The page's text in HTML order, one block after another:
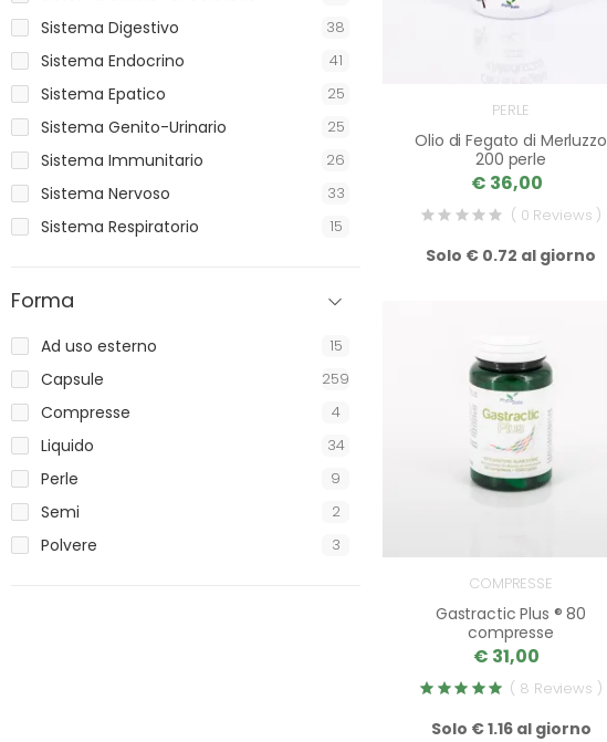
PERLE
Olio di Fegato di Merluzzo
200 perle
€ 36,00
( 0 Reviews )
Solo € 0.72 al giorno
COMPRESSE
Gastractic Plus ® 80
compresse
€ 31,00
( 8 Reviews )
Solo € 1.16 al giorno
Sistema Digestivo 38
Sistema Endocrino 41
Sistema Epatico 25
Sistema Genito-Urinario 25
Sistema Immunitario 26
Sistema Nervoso 33
Sistema Respiratorio 15
Forma
Ad uso esterno 15
Capsule 259
Compresse 4
Liquido 34
Perle 9
Semi 2
Polvere 3